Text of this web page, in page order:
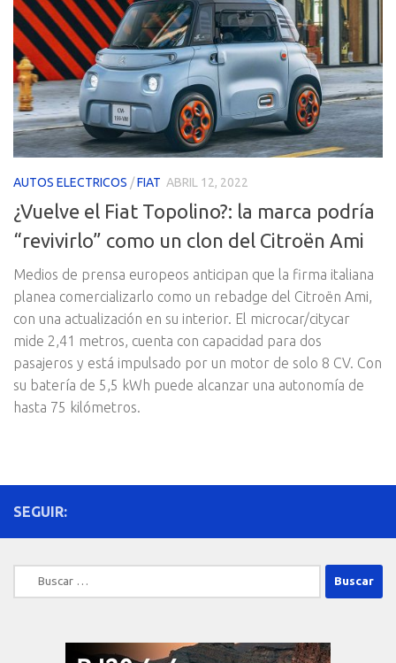
AUTOS ELECTRICOS /FIAT ABRIL 12, 2022
¿Vuelve el Fiat Topolino?: la marca podría
“revivirlo” como un clon del Citroën Ami
Medios de prensa europeos anticipan que la firma italiana
planea comercializarlo como un rebadge del Citroën Ami,
con una actualización en su interior. El microcar/citycar
mide 2,41 metros, cuenta con capacidad para dos
pasajeros y está impulsado por un motor de solo 8 CV. Con
su batería de 5,5 kWh puede alcanzar una autonomía de
hasta 75 kilómetros.
SEGUIR:
Buscar: